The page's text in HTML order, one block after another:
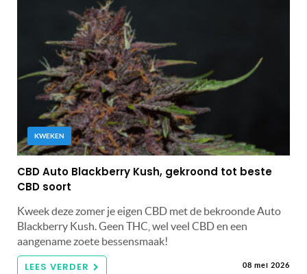
KWEKEN
CBD Auto Blackberry Kush, gekroond tot beste
CBD soort
Kweek deze zomer je eigen CBD met de bekroonde Auto
Blackberry Kush. Geen THC, wel veel CBD en een
aangename zoete bessensmaak!
LEES VERDER 08 mei 2026